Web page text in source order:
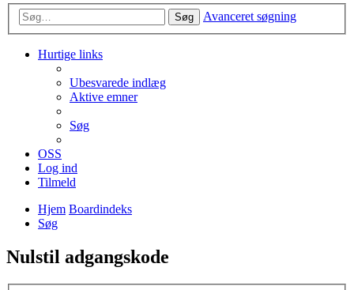
Søg Avanceret søgning
Hurtige links
Ubesvarede indlæg
Aktive emner
Søg
OSS
Log ind
Tilmeld
Hjem Boardindeks
Søg
Nulstil adgangskode